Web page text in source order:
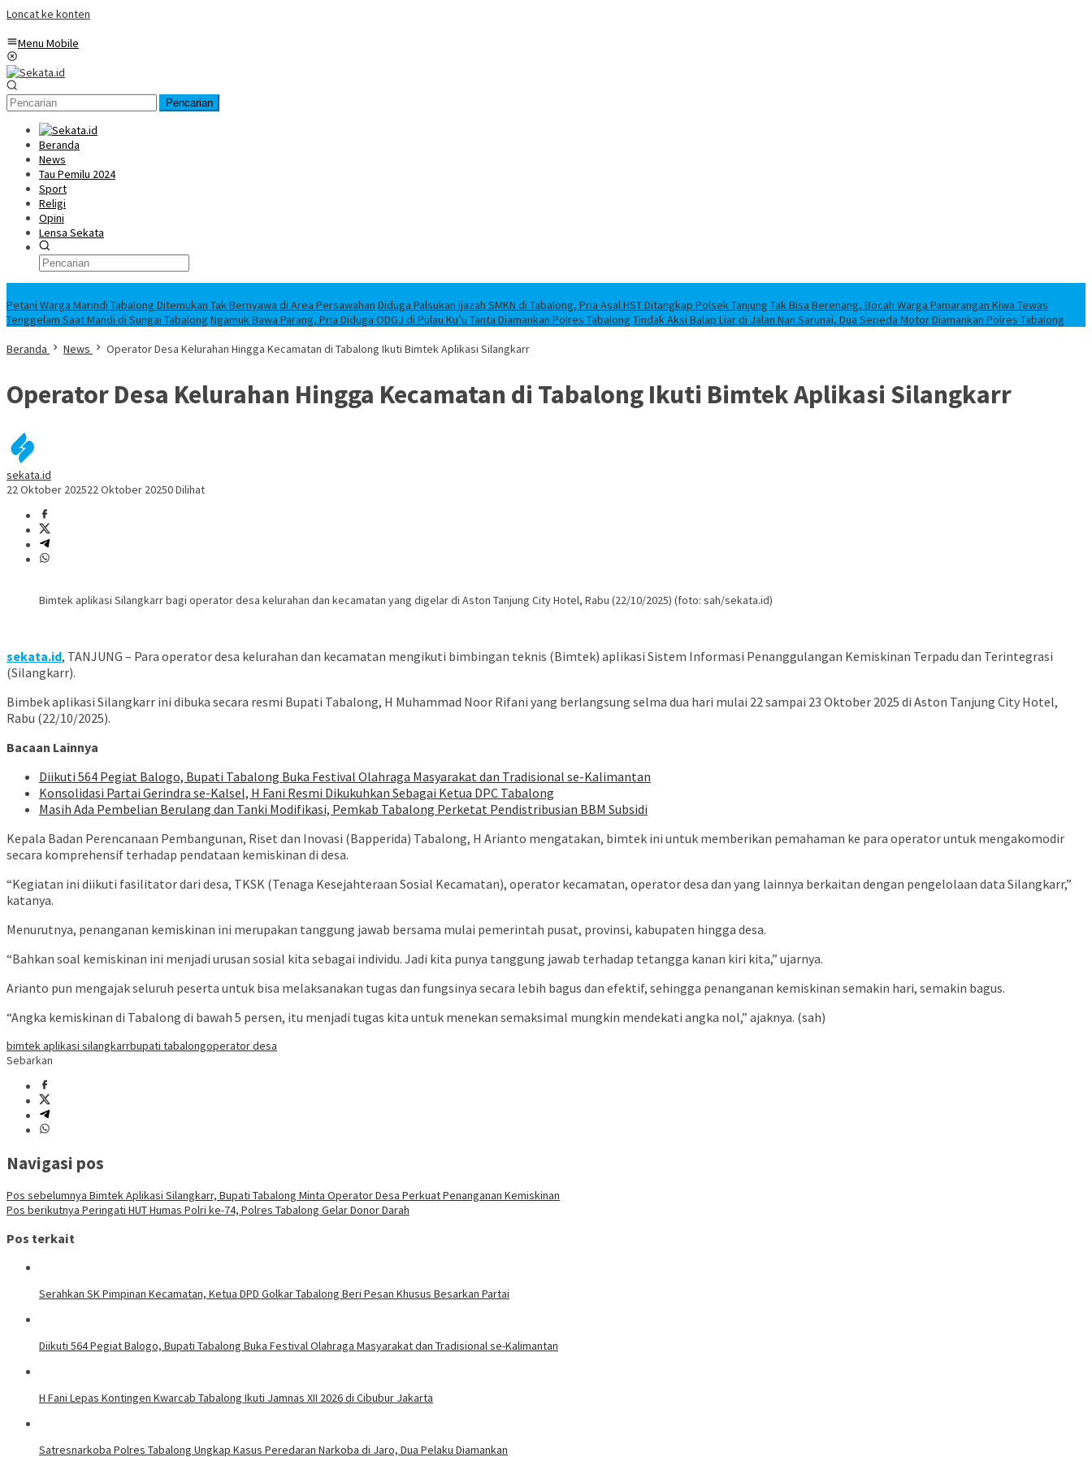
Loncat ke konten
Menu Mobile
Pencarian
Beranda
News
Tau Pemilu 2024
Sport
Religi
Opini
Lensa Sekata
Petani Warga Marindi Tabalong Ditemukan Tak Bernyawa di Area Persawahan Diduga Palsukan Ijazah SMKN di Tabalong, Pria Asal HST Ditangkap Polsek Tanjung Tak Bisa Berenang, Bocah Warga Pamarangan Kiwa Tewas
Tenggelam Saat Mandi di Sungai Tabalong Ngamuk Bawa Parang, Pria Diduga ODGJ di Pulau Ku’u Tanta Diamankan Polres Tabalong Tindak Aksi Balap Liar di Jalan Nan Sarunai, Dua Sepeda Motor Diamankan Polres Tabalong
Beranda
News Operator Desa Kelurahan Hingga Kecamatan di Tabalong Ikuti Bimtek Aplikasi Silangkarr
Operator Desa Kelurahan Hingga Kecamatan di Tabalong Ikuti Bimtek Aplikasi Silangkarr
sekata.id
22 Oktober 202522 Oktober 20250 Dilihat
Bimtek aplikasi Silangkarr bagi operator desa kelurahan dan kecamatan yang digelar di Aston Tanjung City Hotel, Rabu (22/10/2025) (foto: sah/sekata.id)
sekata.id, TANJUNG – Para operator desa kelurahan dan kecamatan mengikuti bimbingan teknis (Bimtek) aplikasi Sistem Informasi Penanggulangan Kemiskinan Terpadu dan Terintegrasi
(Silangkarr).
Bimbek aplikasi Silangkarr ini dibuka secara resmi Bupati Tabalong, H Muhammad Noor Rifani yang berlangsung selma dua hari mulai 22 sampai 23 Oktober 2025 di Aston Tanjung City Hotel,
Rabu (22/10/2025).
Bacaan Lainnya
Diikuti 564 Pegiat Balogo, Bupati Tabalong Buka Festival Olahraga Masyarakat dan Tradisional se-Kalimantan
Konsolidasi Partai Gerindra se-Kalsel, H Fani Resmi Dikukuhkan Sebagai Ketua DPC Tabalong
Masih Ada Pembelian Berulang dan Tanki Modifikasi, Pemkab Tabalong Perketat Pendistribusian BBM Subsidi
Kepala Badan Perencanaan Pembangunan, Riset dan Inovasi (Bapperida) Tabalong, H Arianto mengatakan, bimtek ini untuk memberikan pemahaman ke para operator untuk mengakomodir
secara komprehensif terhadap pendataan kemiskinan di desa.
“Kegiatan ini diikuti fasilitator dari desa, TKSK (Tenaga Kesejahteraan Sosial Kecamatan), operator kecamatan, operator desa dan yang lainnya berkaitan dengan pengelolaan data Silangkarr,”
katanya.
Menurutnya, penanganan kemiskinan ini merupakan tanggung jawab bersama mulai pemerintah pusat, provinsi, kabupaten hingga desa.
“Bahkan soal kemiskinan ini menjadi urusan sosial kita sebagai individu. Jadi kita punya tanggung jawab terhadap tetangga kanan kiri kita,” ujarnya.
Arianto pun mengajak seluruh peserta untuk bisa melaksanakan tugas dan fungsinya secara lebih bagus dan efektif, sehingga penanganan kemiskinan semakin hari, semakin bagus.
“Angka kemiskinan di Tabalong di bawah 5 persen, itu menjadi tugas kita untuk menekan semaksimal mungkin mendekati angka nol,” ajaknya. (sah)
bimtek aplikasi silangkarrbupati tabalongoperator desa
Sebarkan
Navigasi pos
Pos sebelumnya Bimtek Aplikasi Silangkarr, Bupati Tabalong Minta Operator Desa Perkuat Penanganan Kemiskinan
Pos berikutnya Peringati HUT Humas Polri ke-74, Polres Tabalong Gelar Donor Darah
Pos terkait
Serahkan SK Pimpinan Kecamatan, Ketua DPD Golkar Tabalong Beri Pesan Khusus Besarkan Partai
Diikuti 564 Pegiat Balogo, Bupati Tabalong Buka Festival Olahraga Masyarakat dan Tradisional se-Kalimantan
H Fani Lepas Kontingen Kwarcab Tabalong Ikuti Jamnas XII 2026 di Cibubur Jakarta
Satresnarkoba Polres Tabalong Ungkap Kasus Peredaran Narkoba di Jaro, Dua Pelaku Diamankan